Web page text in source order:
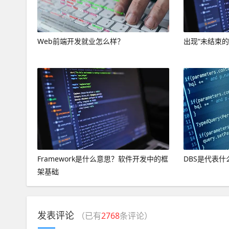
Web前端开发就业怎么样？ 出现“未结束
Framework是什么意思？软件开发中的框
架基础
DBS是代表什
发表评论 （已有2768条评论）